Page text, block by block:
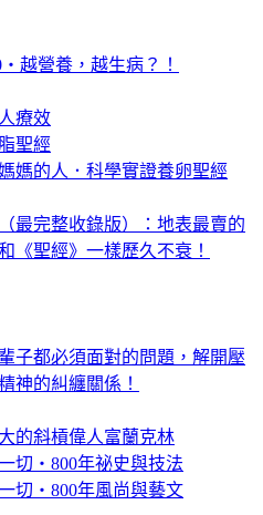
越營養，越生病？！
療效
聖經
媽的人．科學實證養卵聖經
最完整收錄版）：地表最賣的
《聖經》一樣歷久不衰！
子都必須面對的問題，解開壓
神的糾纏關係！
的斜槓偉人富蘭克林
切‧800年祕史與技法
切‧800年風尚與藝文